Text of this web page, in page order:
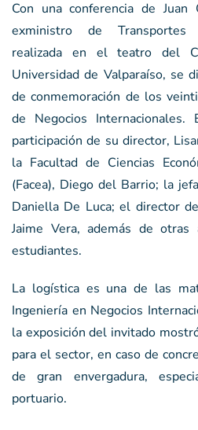
Con una conferencia de Juan
exministro de Transportes
realizada en el teatro del
Universidad de Valparaíso, se
de conmemoración de los
de Negocios
participación de su director,
la Facultad de Ciencias
(Facea), Diego del Barrio; la
Daniella De Luca; el director
Jaime Vera, además de otras
estudiantes.
La logística es una de las
Ingeniería en Negocios
la exposición del invitado
para el sector, en caso de
de gran envergadura,
portuario.